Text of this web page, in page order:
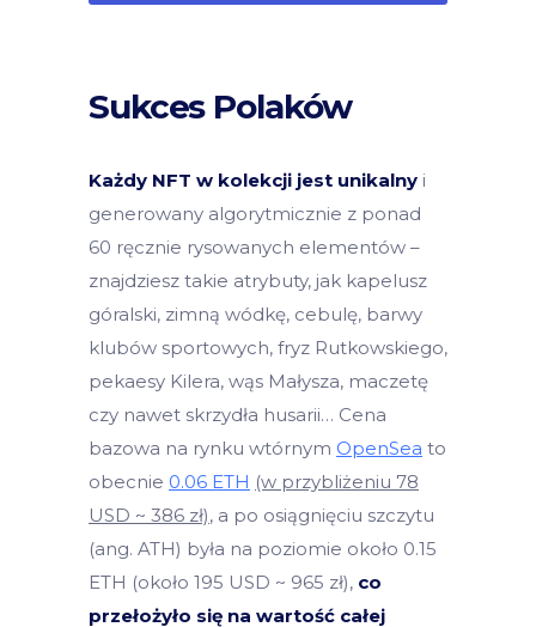
Sukces Polaków
Każdy NFT w kolekcji jest unikalny i
generowany algorytmicznie z ponad
60 ręcznie rysowanych elementów –
znajdziesz takie atrybuty, jak kapelusz
góralski, zimną wódkę, cebulę, barwy
klubów sportowych, fryz Rutkowskiego,
pekaesy Kilera, wąs Małysza, maczetę
czy nawet skrzydła husarii… Cena
bazowa na rynku wtórnym OpenSea to
obecnie 0.06 ETH (w przybliżeniu 78
USD ~ 386 zł), a po osiągnięciu szczytu
(ang. ATH) była na poziomie około 0.15
ETH (około 195 USD ~ 965 zł), co
przełożyło się na wartość całej